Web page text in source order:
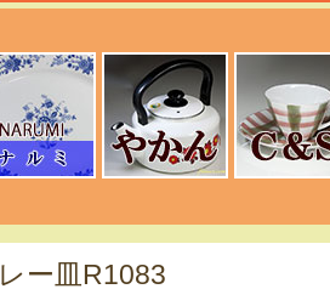
ー皿R1083